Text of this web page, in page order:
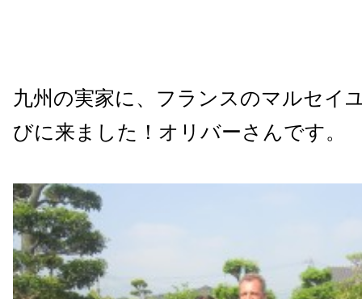
九州の実家に、フランスのマルセイ
びに来ました！オリバーさんです。